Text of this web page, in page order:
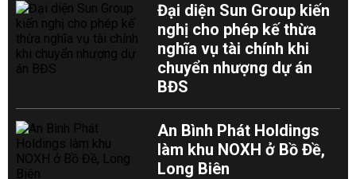
Đại diện Sun Group kiến
nghị cho phép kế thừa
nghĩa vụ tài chính khi
chuyển nhượng dự án
BĐS
An Bình Phát Holdings
làm khu NOXH ở Bồ Đề,
Long Biên